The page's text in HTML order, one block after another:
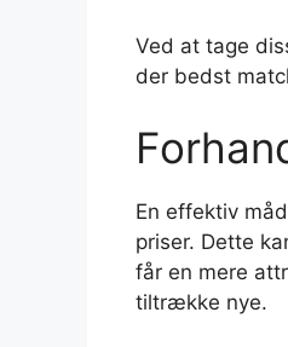
Ved at tage
der bedst
En effektiv
priser. Dette
får en mere
tiltrække nye.